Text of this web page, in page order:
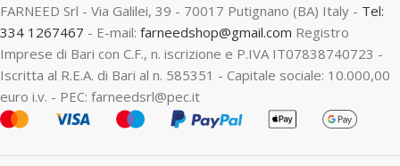
FARNEED Srl - Via Galilei, 39 - 70017 Putignano (BA) Italy - Tel:
334 1267467 - E-mail: farneedshop@gmail.com Registro
Imprese di Bari con C.F., n. iscrizione e P.IVA IT07838740723 -
Iscritta al R.E.A. di Bari al n. 585351 - Capitale sociale: 10.000,00
euro i.v. - PEC: farneedsrl@pec.it